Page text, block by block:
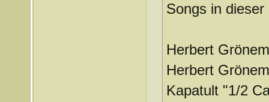
Songs in dieser
Herbert
Herbert
Kapatult "1/2